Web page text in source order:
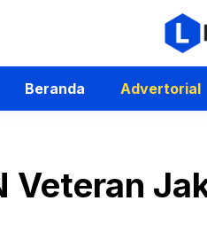
Beranda Advertorial
Veteran